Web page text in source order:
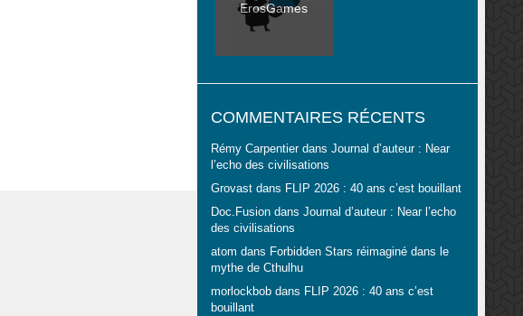
ErosGames
COMMENTAIRES RÉCENTS
Rémy Carpentierdans Journal d’auteur : Near
l’echo des civilisations
Grovastdans FLIP 2026 : 40 ans c’est bouillant
Doc.Fusiondans Journal d’auteur : Near l’echo
des civilisations
atom dans Forbidden Stars réimaginé dans le
mythe de Cthulhu
morlockbobdans FLIP 2026 : 40 ans c’est
bouillant